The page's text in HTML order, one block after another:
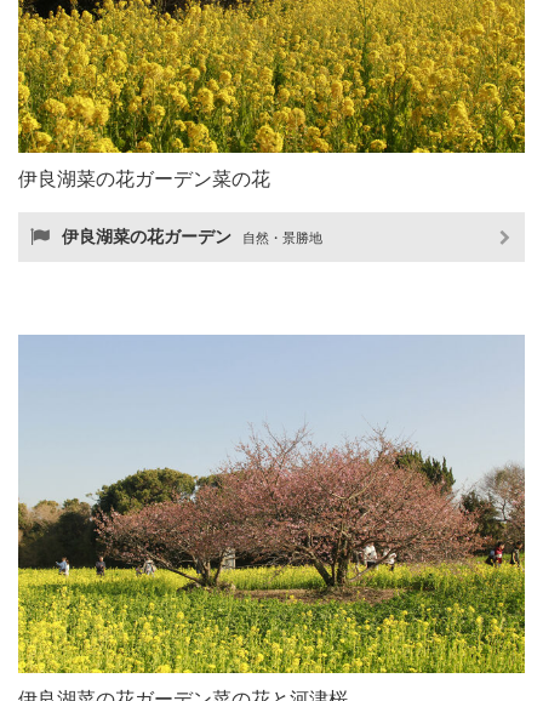
伊良湖菜の花ガーデン菜の花
伊良湖菜の花ガーデン 自然・景勝地